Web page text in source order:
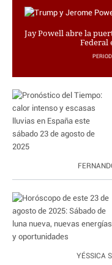
AMÉRICA
ESPAÑA
Jay Powell abre la
Federal
YÉSSICA